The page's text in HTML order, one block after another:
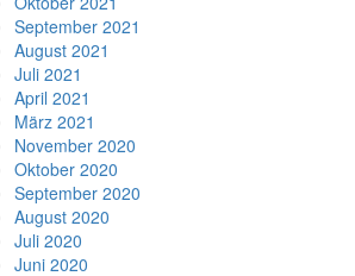
September 2021
August 2021
Juli 2021
April 2021
März 2021
November 2020
Oktober 2020
September 2020
August 2020
Juli 2020
Juni 2020